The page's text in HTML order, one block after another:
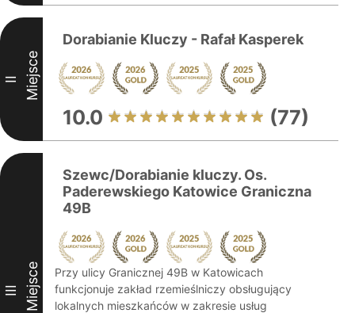
II Miejsce
Dorabianie Kluczy - Rafał Kasperek
10.0 (77)
III Miejsce
Szewc/Dorabianie kluczy. Os.
Paderewskiego Katowice Graniczna
49B
Przy ulicy Granicznej 49B w Katowicach
funkcjonuje zakład rzemieślniczy obsługujący
lokalnych mieszkańców w zakresie usług